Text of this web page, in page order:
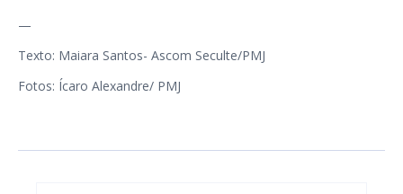
—
Texto: Maiara Santos- Ascom Seculte/PMJ
Fotos: Ícaro Alexandre/ PMJ